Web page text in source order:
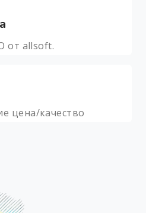
от allsoft.
цена/качество